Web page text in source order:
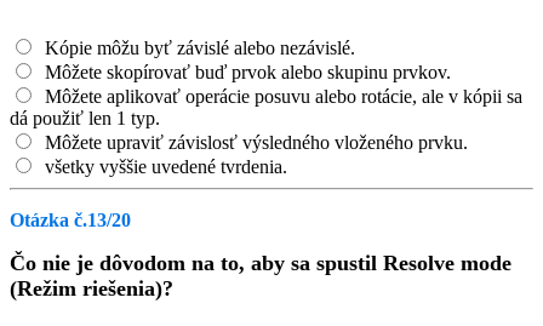
Kópie môžu byť závislé alebo nezávislé.
Môžete skopírovať buď prvok alebo skupinu prvkov.
Môžete aplikovať operácie posuvu alebo rotácie, ale v kópii sa
dá použiť len 1 typ.
Môžete upraviť závislosť výsledného vloženého prvku.
všetky vyššie uvedené tvrdenia.
Otázka č.13/20
Čo nie je dôvodom na to, aby sa spustil Resolve mode
(Režim riešenia)?